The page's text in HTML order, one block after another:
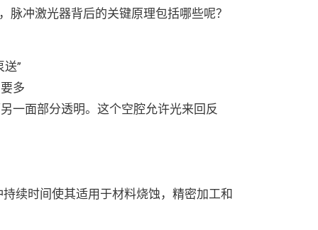
冲激光器背后的关键原理包括哪些呢？
”
多
一面部分透明。这个空腔允许光来回反
续时间使其适用于材料烧蚀，精密加工和